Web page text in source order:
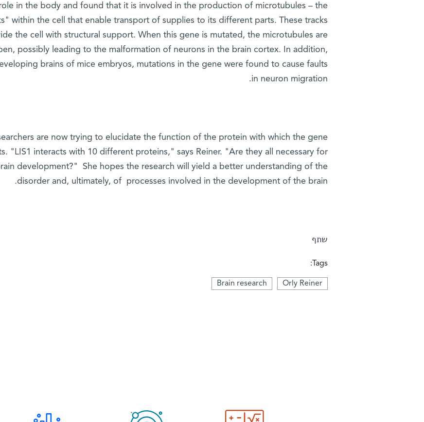
in the body and found that it is involved in the production of microtubules – the
within the cell that enable transport of supplies to its different parts. These tracks
the cell with structural support. When this gene is mutated, the microtubules are
possibly leading to the malformation of neurons in the brain cortex. In addition,
brains of mice embryos, mutations in the gene were found to cause faults
in neuron migration.
are now trying to elucidate the function of the protein with which the gene
"LIS1 interacts with 10 different proteins," says Reiner. "Are they all necessary for
development?" She hopes the research will yield a better understanding of the
disorder and, ultimately, of processes involved in the development of the brain.
שתף
Tags:
Orly Reiner
Brain research